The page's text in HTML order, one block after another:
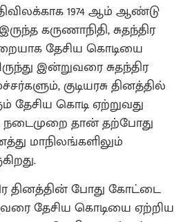
1974 ஆம் ஆண்டு
கருணாநிதி, சுதந்திர
தேசிய கொடியை
இன்றுவரை சுதந்திர
குடியரசு தினத்தில்
தேசிய கொடி ஏற்றுவது
நடைமுறை தான் தற்போது
மாநிலங்களிலும்
தினத்தின் போது கோட்டை
தேசிய கொடியை ஏற்றிய